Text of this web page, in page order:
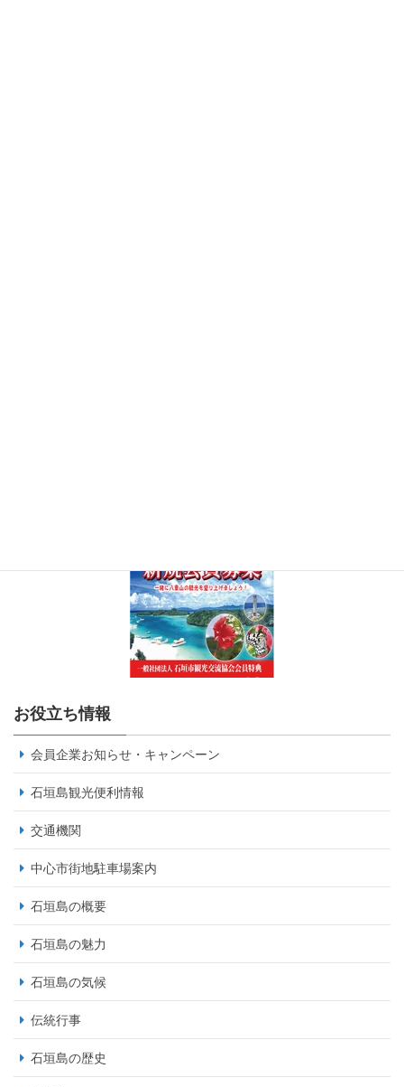
お役立ち情報
会員企業お知らせ・キャンペーン
石垣島観光便利情報
交通機関
中心市街地駐車場案内
石垣島の概要
石垣島の魅力
石垣島の気候
伝統行事
石垣島の歴史